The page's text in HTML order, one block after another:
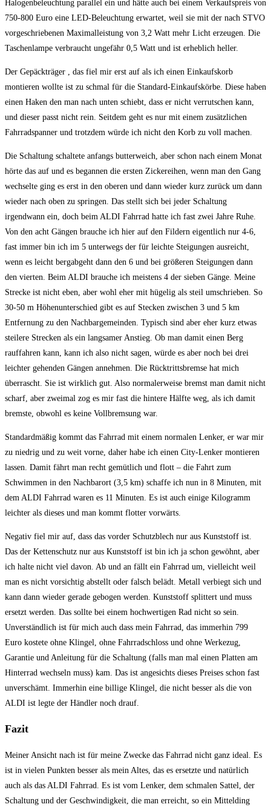
Halogenbeleuchtung parallel ein und hätte auch bei einem Verkaufspreis von
750-800 Euro eine LED-Beleuchtung erwartet, weil sie mit der nach STVO
vorgeschriebenen Maximalleistung von 3,2 Watt mehr Licht erzeugen. Die
Taschenlampe verbraucht ungefähr 0,5 Watt und ist erheblich heller.
Der Gepäckträger , das fiel mir erst auf als ich einen Einkaufskorb
montieren wollte ist zu schmal für die Standard-Einkaufskörbe. Diese haben
einen Haken den man nach unten schiebt, dass er nicht verrutschen kann,
und dieser passt nicht rein. Seitdem geht es nur mit einem zusätzlichen
Fahrradspanner und trotzdem würde ich nicht den Korb zu voll machen.
Die Schaltung schaltete anfangs butterweich, aber schon nach einem Monat
hörte das auf und es begannen die ersten Zickereihen, wenn man den Gang
wechselte ging es erst in den oberen und dann wieder kurz zurück um dann
wieder nach oben zu springen. Das stellt sich bei jeder Schaltung
irgendwann ein, doch beim ALDI Fahrrad hatte ich fast zwei Jahre Ruhe.
Von den acht Gängen brauche ich hier auf den Fildern eigentlich nur 4-6,
fast immer bin ich im 5 unterwegs der für leichte Steigungen ausreicht,
wenn es leicht bergabgeht dann den 6 und bei größeren Steigungen dann
den vierten. Beim ALDI brauche ich meistens 4 der sieben Gänge. Meine
Strecke ist nicht eben, aber wohl eher mit hügelig als steil umschrieben. So
30-50 m Höhenunterschied gibt es auf Stecken zwischen 3 und 5 km
Entfernung zu den Nachbargemeinden. Typisch sind aber eher kurz etwas
steilere Strecken als ein langsamer Anstieg. Ob man damit einen Berg
rauffahren kann, kann ich also nicht sagen, würde es aber noch bei drei
leichter gehenden Gängen annehmen. Die Rücktrittsbremse hat mich
überrascht. Sie ist wirklich gut. Also normalerweise bremst man damit nicht
scharf, aber zweimal zog es mir fast die hintere Hälfte weg, als ich damit
bremste, obwohl es keine Vollbremsung war.
Standardmäßig kommt das Fahrrad mit einem normalen Lenker, er war mir
zu niedrig und zu weit vorne, daher habe ich einen City-Lenker montieren
lassen. Damit fährt man recht gemütlich und flott – die Fahrt zum
Schwimmen in den Nachbarort (3,5 km) schaffe ich nun in 8 Minuten, mit
dem ALDI Fahrrad waren es 11 Minuten. Es ist auch einige Kilogramm
leichter als dieses und man kommt flotter vorwärts.
Negativ fiel mir auf, dass das vorder Schutzblech nur aus Kunststoff ist.
Das der Kettenschutz nur aus Kunststoff ist bin ich ja schon gewöhnt, aber
ich halte nicht viel davon. Ab und an fällt ein Fahrrad um, vielleicht weil
man es nicht vorsichtig abstellt oder falsch belädt. Metall verbiegt sich und
kann dann wieder gerade gebogen werden. Kunststoff splittert und muss
ersetzt werden. Das sollte bei einem hochwertigen Rad nicht so sein.
Unverständlich ist für mich auch dass mein Fahrrad, das immerhin 799
Euro kostete ohne Klingel, ohne Fahrradschloss und ohne Werkezug,
Garantie und Anleitung für die Schaltung (falls man mal einen Platten am
Hinterrad wechseln muss) kam. Das ist angesichts dieses Preises schon fast
unverschämt. Immerhin eine billige Klingel, die nicht besser als die von
ALDI ist legte der Händler noch drauf.
Fazit
Meiner Ansicht nach ist für meine Zwecke das Fahrrad nicht ganz ideal. Es
ist in vielen Punkten besser als mein Altes, das es ersetzte und natürlich
auch als das ALDI Fahrrad. Es ist vom Lenker, dem schmalen Sattel, der
Schaltung und der Geschwindigkeit, die man erreicht, so ein Mittelding